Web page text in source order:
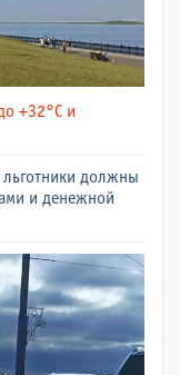
+32°C и
должны
и денежной